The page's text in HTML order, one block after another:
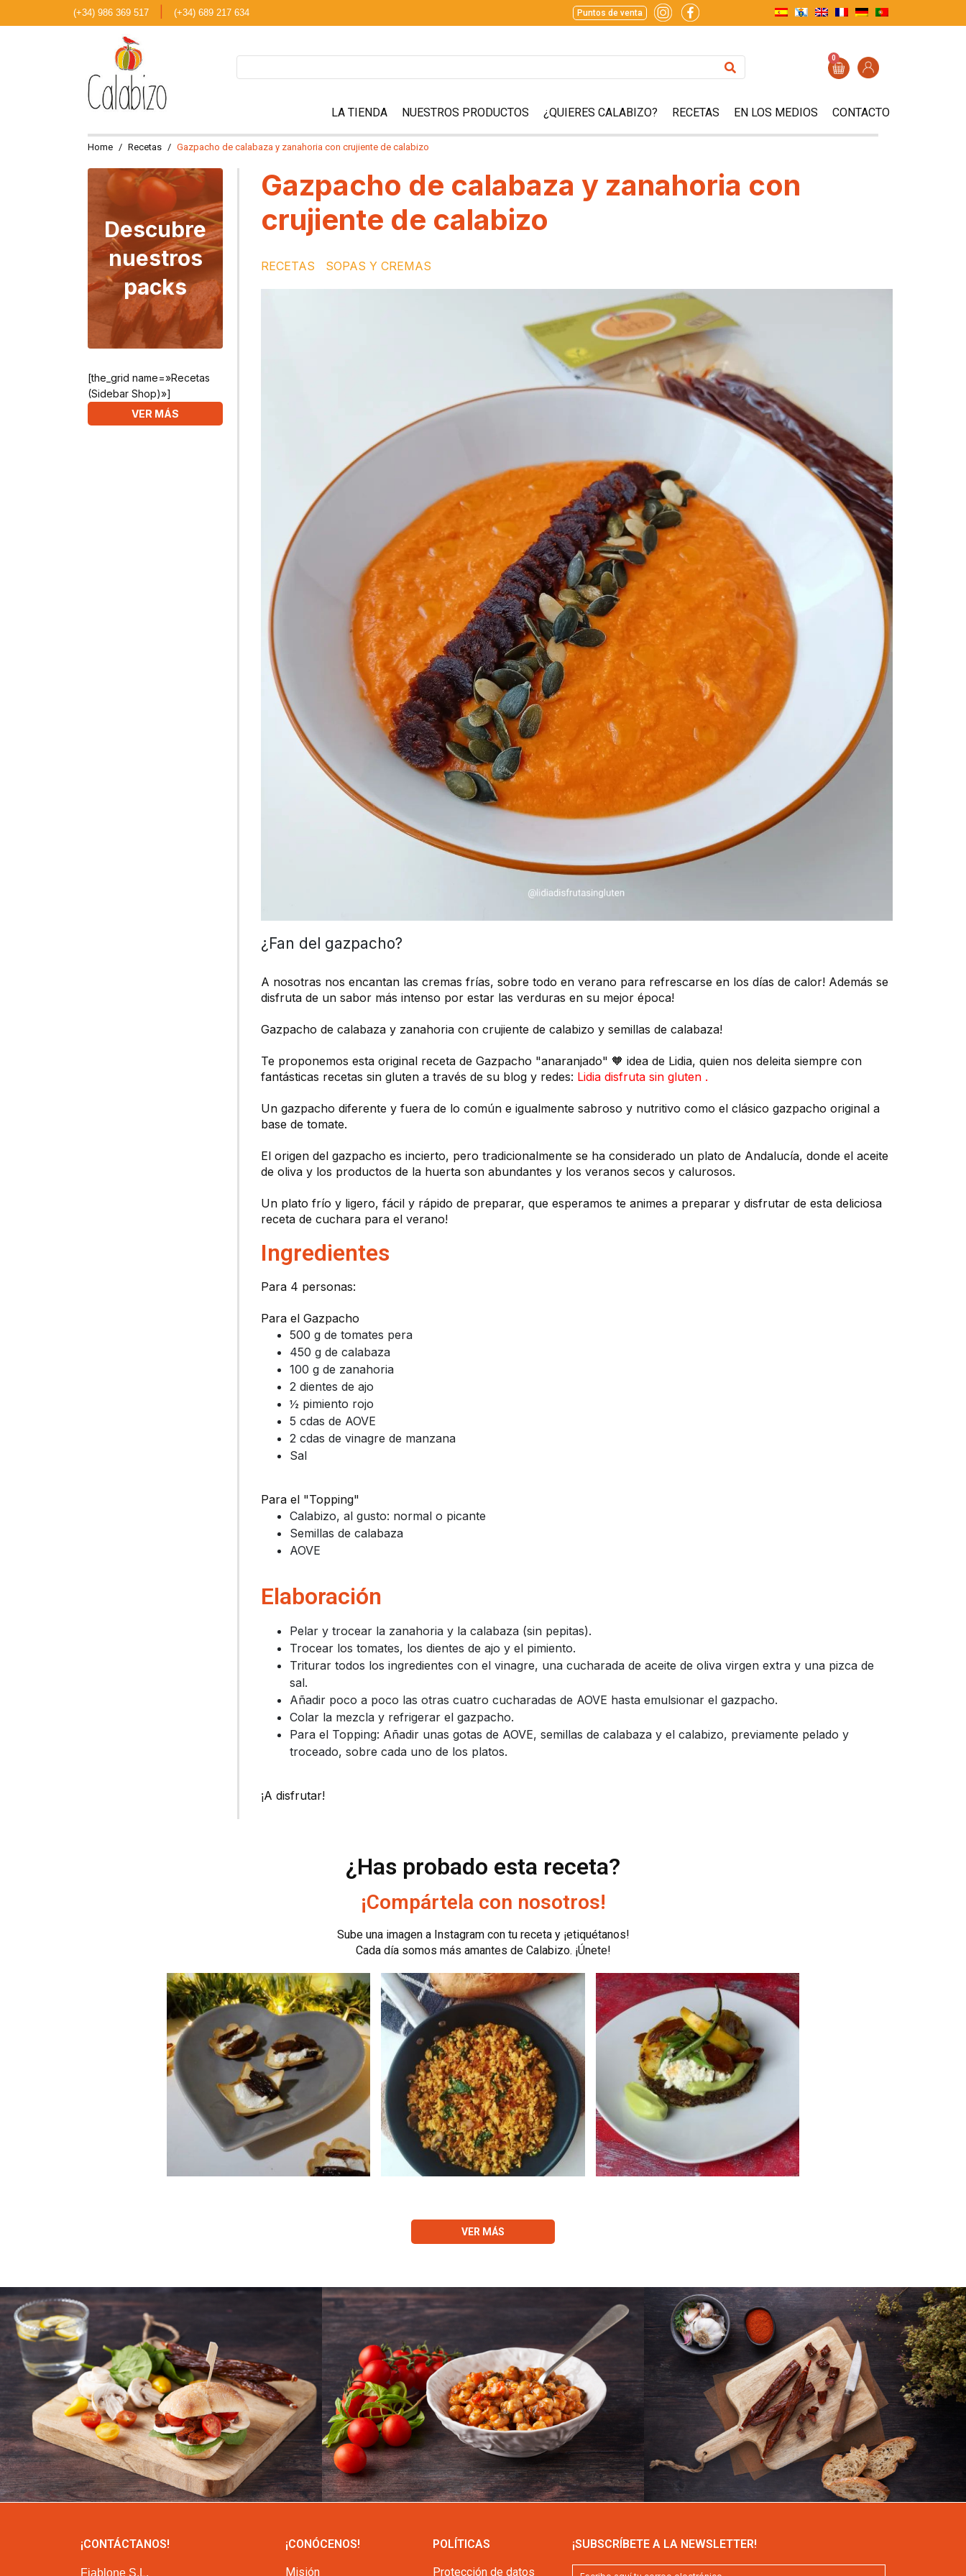
(+34) 986 369 517 (+34) 689 217 634 Puntos de venta
0
LA TIENDA NUESTROS PRODUCTOS ¿QUIERES CALABIZO? RECETAS EN LOS MEDIOS CONTACTO
Home Recetas Gazpacho de calabaza y zanahoria con crujiente de calabizo
Descubre
nuestros
packs
[the_grid name=»Recetas
(Sidebar Shop)»]
VER MÁS
Gazpacho de calabaza y zanahoria con
crujiente de calabizo
RECETAS SOPAS Y CREMAS
¿Fan del gazpacho?
A nosotras nos encantan las cremas frías, sobre todo en verano para refrescarse en los días de calor! Además se
disfruta de un sabor más intenso por estar las verduras en su mejor época!
Gazpacho de calabaza y zanahoria con crujiente de calabizo y semillas de calabaza!
Te proponemos esta original receta de Gazpacho "anaranjado" 🧡 idea de Lidia, quien nos deleita siempre con
fantásticas recetas sin gluten a través de su blog y redes: Lidia disfruta sin gluten .
Un gazpacho diferente y fuera de lo común e igualmente sabroso y nutritivo como el clásico gazpacho original a
base de tomate.
El origen del gazpacho es incierto, pero tradicionalmente se ha considerado un plato de Andalucía, donde el aceite
de oliva y los productos de la huerta son abundantes y los veranos secos y calurosos.
Un plato frío y ligero, fácil y rápido de preparar, que esperamos te animes a preparar y disfrutar de esta deliciosa
receta de cuchara para el verano!
Ingredientes
Para 4 personas:
Para el Gazpacho
500 g de tomates pera
450 g de calabaza
100 g de zanahoria
2 dientes de ajo
½ pimiento rojo
5 cdas de AOVE
2 cdas de vinagre de manzana
Sal
Para el "Topping"
Calabizo, al gusto: normal o picante
Semillas de calabaza
AOVE
Elaboración
Pelar y trocear la zanahoria y la calabaza (sin pepitas).
Trocear los tomates, los dientes de ajo y el pimiento.
Triturar todos los ingredientes con el vinagre, una cucharada de aceite de oliva virgen extra y una pizca de
sal.
Añadir poco a poco las otras cuatro cucharadas de AOVE hasta emulsionar el gazpacho.
Colar la mezcla y refrigerar el gazpacho.
Para el Topping: Añadir unas gotas de AOVE, semillas de calabaza y el calabizo, previamente pelado y
troceado, sobre cada uno de los platos.
¡A disfrutar!
¿Has probado esta receta?
¡Compártela con nosotros!
Sube una imagen a Instagram con tu receta y ¡etiquétanos!
Cada día somos más amantes de Calabizo. ¡Únete!
VER MÁS
¡CONTÁCTANOS!
Fiablone S.L.
¡CONÓCENOS!
Misión
POLÍTICAS
Protección de datos
¡SUBSCRÍBETE A LA NEWSLETTER!